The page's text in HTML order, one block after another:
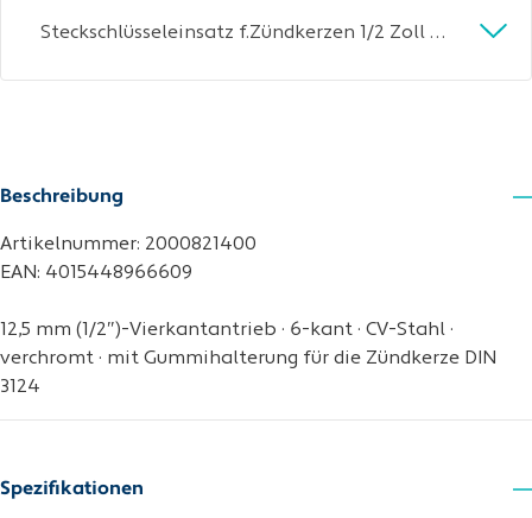
Steckschlüsseleinsatz f.Zündkerzen 1/2 Zoll SW 21mm 6KT L.TECWERK
Beschreibung
Artikelnummer: 2000821400
EAN: 4015448966609
12,5 mm (1/2″)-Vierkantantrieb · 6-kant · CV-Stahl ·
verchromt · mit Gummihalterung für die Zündkerze DIN
3124
Spezifikationen